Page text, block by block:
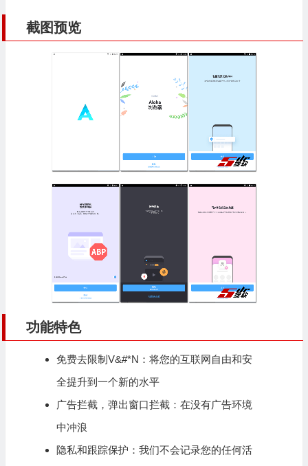
截图预览
功能特色
免费去限制V&#*N：将您的互联网自由和安
全提升到一个新的水平
广告拦截，弹出窗口拦截：在没有广告环境
中冲浪
隐私和跟踪保护：我们不会记录您的任何活